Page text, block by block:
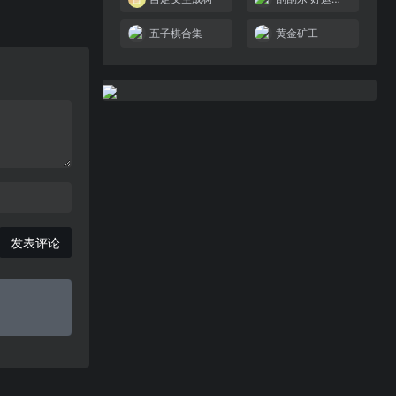
发表评论
五子棋合集 黄金矿工